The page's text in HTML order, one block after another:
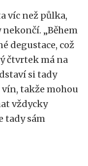
víc než půlka,
„Během
degustace, což
čtvrtek má na
si tady
vín, takže mohou
vždycky
tady sám